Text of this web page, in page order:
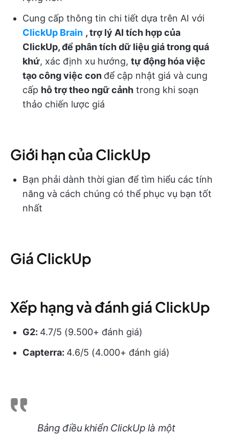
Cung cấp thông tin chi tiết dựa trên AI với
ClickUp Brain , trợ lý AI tích hợp của
ClickUp, để phân tích dữ liệu giá trong quá
khứ, xác định xu hướng, tự động hóa việc
tạo công việc con để cập nhật giá và cung
cấp hỗ trợ theo ngữ cảnh trong khi soạn
thảo chiến lược giá
Giới hạn của ClickUp
Bạn phải dành thời gian để tìm hiểu các tính
năng và cách chúng có thể phục vụ bạn tốt
nhất
Giá ClickUp
Xếp hạng và đánh giá ClickUp
G2: 4.7/5 (9.500+ đánh giá)
Capterra: 4.6/5 (4.000+ đánh giá)
Bảng điều khiển ClickUp là một